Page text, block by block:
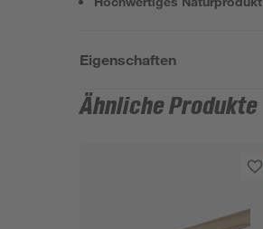
Eigenschaften
Ähnliche Produkte